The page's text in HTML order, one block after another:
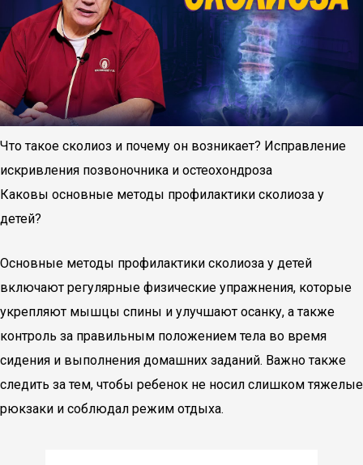
Что такое сколиоз и почему он возникает? Исправление
искривления позвоночника и остеохондроза
Каковы основные методы профилактики сколиоза у
детей?
Основные методы профилактики сколиоза у детей
включают регулярные физические упражнения, которые
укрепляют мышцы спины и улучшают осанку, а также
контроль за правильным положением тела во время
сидения и выполнения домашних заданий. Важно также
следить за тем, чтобы ребенок не носил слишком тяжелые
рюкзаки и соблюдал режим отдыха.